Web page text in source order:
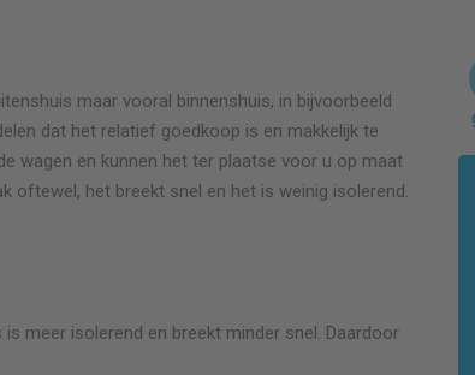
maar vooral binnenshuis, in bijvoorbeeld
dat het relatief goedkoop is en makkelijk te
wagen en kunnen het ter plaatse voor u op maat
oftewel, het breekt snel en het is weinig isolerend.
meer isolerend en breekt minder snel. Daardoor